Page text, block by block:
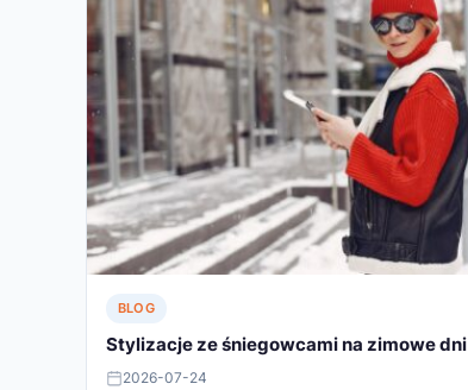
BLOG
Stylizacje ze śniegowcami na zimowe dni
2026-07-24